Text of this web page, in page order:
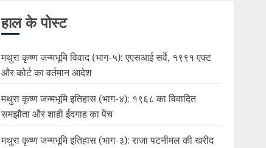
हाल के पोस्ट
मथुरा कृष्ण जन्मभूमि विवाद (भाग-५): एएसआई सर्वे, १९९१ एक्ट
और कोर्ट का वर्तमान आदेश
मथुरा कृष्ण जन्मभूमि इतिहास (भाग-४): १९६८ का विवादित
समझौता और शाही ईदगाह का पेंच
मथुरा कृष्ण जन्मभूमि इतिहास (भाग-३): राजा पटनीमल की खरीद